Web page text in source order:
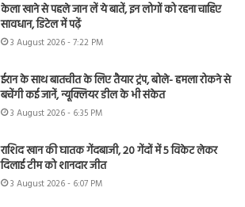
केला खाने से पहले जान लें ये बातें, इन लोगों को रहना चाहिए
सावधान, डिटेल में पढ़ें
3 August 2026 - 7:22 PM
ईरान के साथ बातचीत के लिए तैयार ट्रंप, बोले- हमला रोकने से
बचेंगी कई जानें, न्यूक्लियर डील के भी संकेत
3 August 2026 - 6:35 PM
राशिद खान की घातक गेंदबाजी, 20 गेंदों में 5 विकेट लेकर
दिलाई टीम को शानदार जीत
3 August 2026 - 6:07 PM